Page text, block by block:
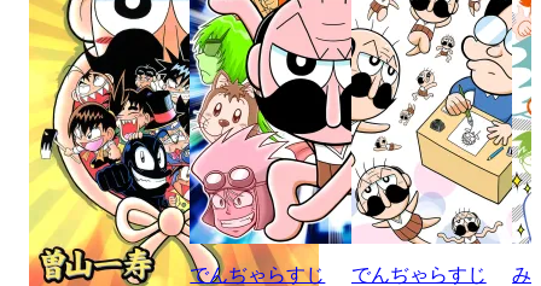
でんぢゃらすじ
でんぢゃらすじ
み